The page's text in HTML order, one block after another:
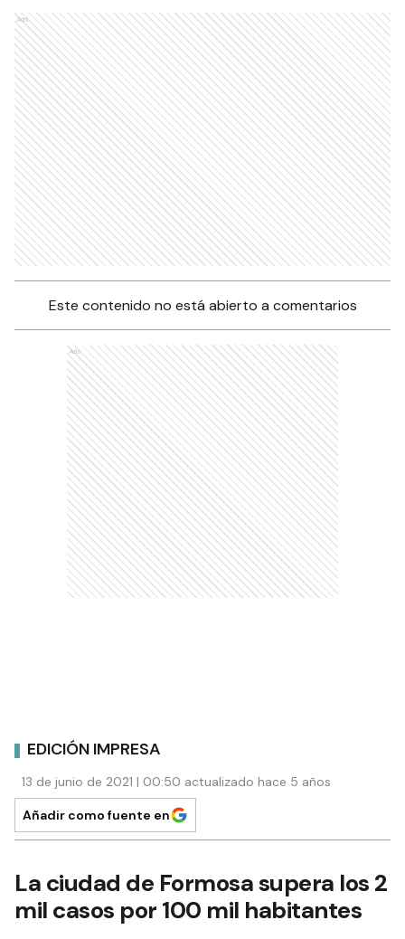
Ads
Este contenido no está abierto a comentarios
Ads
EDICIÓN IMPRESA
13 de junio de 2021 | 00:50 actualizado hace 5 años
Añadir como fuente en
La ciudad de Formosa supera los 2
mil casos por 100 mil habitantes